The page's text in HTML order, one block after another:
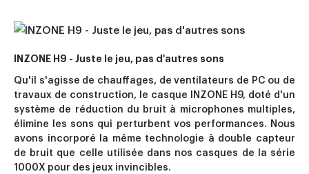
INZONE H9 - Juste le jeu, pas d'autres sons
Qu'il s'agisse de chauffages, de ventilateurs de PC ou de
travaux de construction, le casque INZONE H9, doté d'un
système de réduction du bruit à microphones multiples,
élimine les sons qui perturbent vos performances. Nous
avons incorporé la même technologie à double capteur
de bruit que celle utilisée dans nos casques de la série
1000X pour des jeux invincibles.